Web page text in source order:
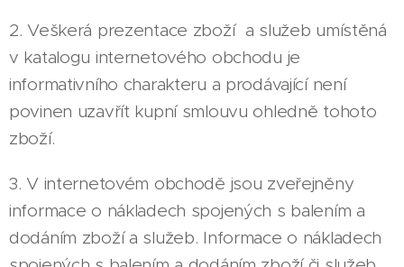
2. Veškerá prezentace zboží a služeb umístěná
v katalogu internetového obchodu je
informativního charakteru a prodávající není
povinen uzavřít kupní smlouvu ohledně tohoto
zboží.
3. V internetovém obchodě jsou zveřejněny
informace o nákladech spojených s balením a
dodáním zboží a služeb. Informace o nákladech